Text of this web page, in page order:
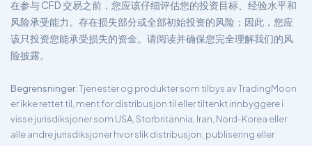
在参与 CFD 交易之前，您应该仔细评估您的投资目标、经验水平和
风险承受能力。存在损失部分或全部初始投资的风险；因此，您应
该只投资您能承受损失的资金。请阅读并确保您完全理解我们的风
险披露。
Begrensninger: Tjenester og produkter som tilbys av TradingMoon
er ikke rettet til, ment for distribusjon til eller tiltenkt innbyggere i
visse jurisdiksjoner som USA, Storbritannia, Iran, Nord-Korea eller
alle andre jurisdiksjoner hvor slik distribusjon, publisering eller